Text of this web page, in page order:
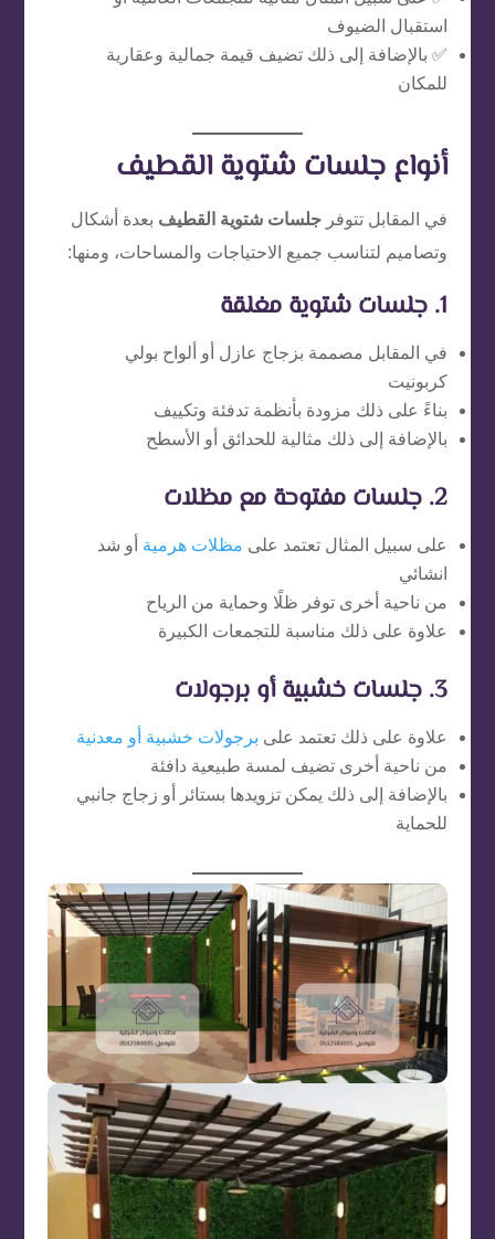
استقبال الضيوف
✅ بالإضافة إلى ذلك تضيف قيمة جمالية وعقارية
للمكان
أنواع جلسات شتوية القطيف
في المقابل تتوفر جلسات شتوية القطيف بعدة أشكال
وتصاميم لتناسب جميع الاحتياجات والمساحات، ومنها:
1. جلسات شتوية مغلقة
في المقابل مصممة بزجاج عازل أو ألواح بولي
كربونيت
بناءً على ذلك مزودة بأنظمة تدفئة وتكييف
بالإضافة إلى ذلك مثالية للحدائق أو الأسطح
2. جلسات مفتوحة مع مظلات
على سبيل المثال تعتمد على مظلات هرمية أو شد
انشائي
من ناحية أخرى توفر ظلًا وحماية من الرياح
علاوة على ذلك مناسبة للتجمعات الكبيرة
3. جلسات خشبية أو برجولات
علاوة على ذلك تعتمد على برجولات خشبية أو معدنية
من ناحية أخرى تضيف لمسة طبيعية دافئة
بالإضافة إلى ذلك يمكن تزويدها بستائر أو زجاج جانبي
للحماية